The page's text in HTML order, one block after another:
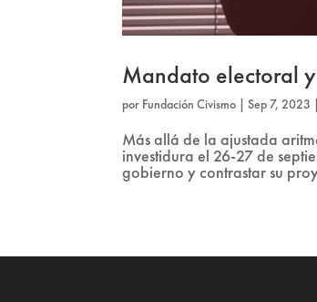
Mandato electoral
por Fundación Civismo |Sep 7, 2023 |
Más allá de la ajustada
investidura el 26-27 de
gobierno y contrastar su